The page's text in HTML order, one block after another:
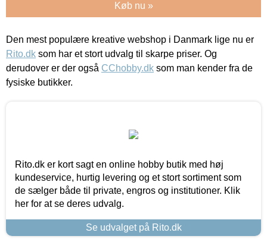
Køb nu »
Den mest populære kreative webshop i Danmark lige nu er
Rito.dk som har et stort udvalg til skarpe priser. Og
derudover er der også CChobby.dk som man kender fra de
fysiske butikker.
Rito.dk er kort sagt en online hobby butik med høj
kundeservice, hurtig levering og et stort sortiment som
de sælger både til private, engros og institutioner. Klik
her for at se deres udvalg.
Se udvalget på Rito.dk